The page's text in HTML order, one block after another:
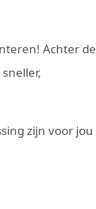
Achter de
zijn voor jou